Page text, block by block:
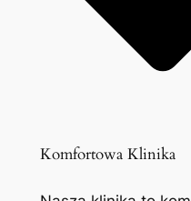
Komfortowa Klinika